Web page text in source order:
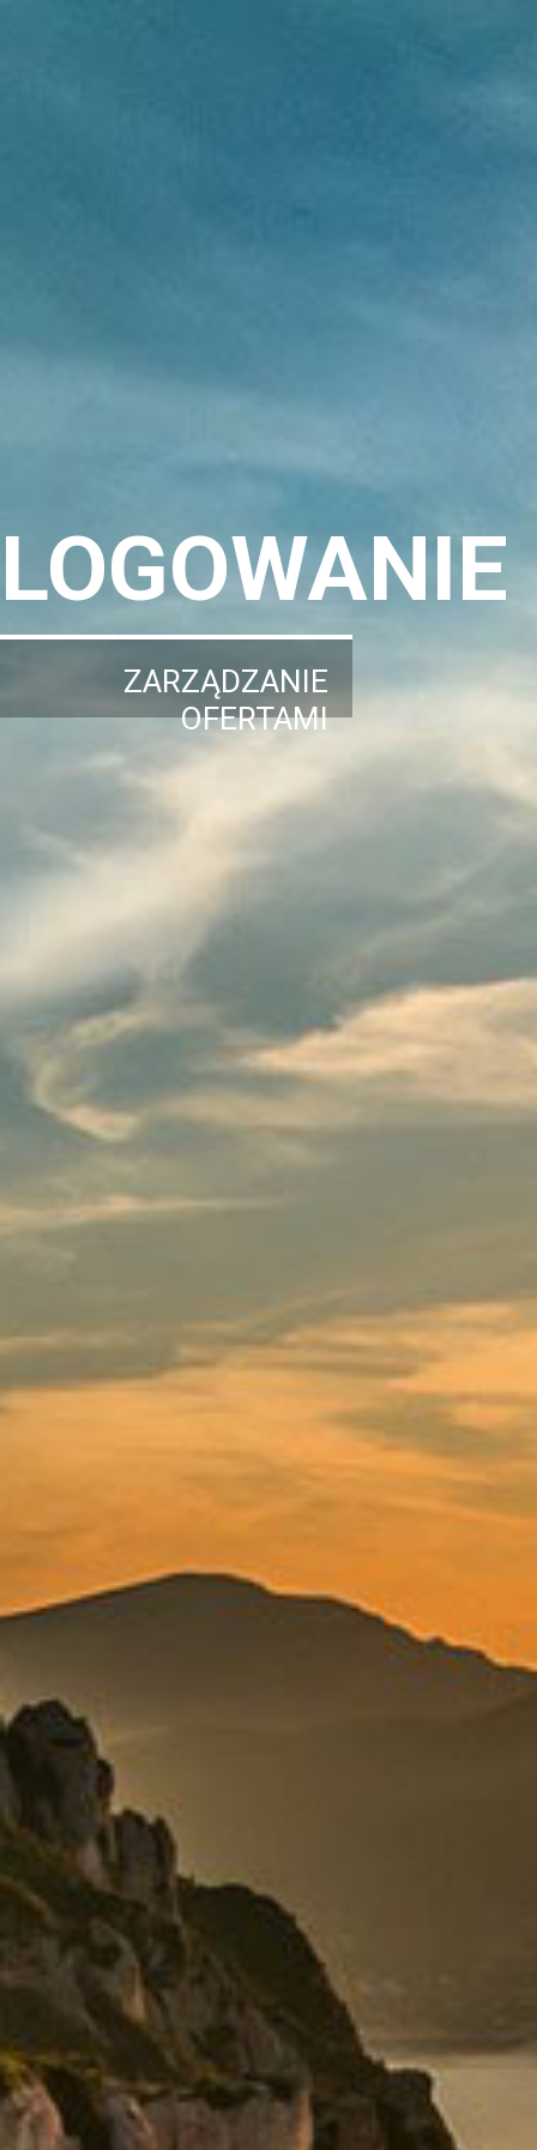
LOGOWANIE
ZARZĄDZANIE
OFERTAMI